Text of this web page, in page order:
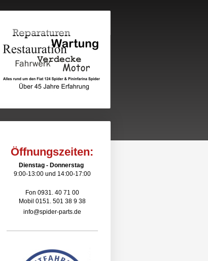
Öffnungszeiten:
Dienstag - Donnerstag
9:00-13:00 und 14:00-17:00
Fon 0931. 40 71 00
Mobil 0151. 501 38 9 38
info@spider-parts.de